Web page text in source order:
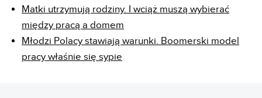
Matki utrzymują rodziny. I wciąż muszą wybierać
między pracą a domem
Młodzi Polacy stawiają warunki. Boomerski model
pracy właśnie się sypie